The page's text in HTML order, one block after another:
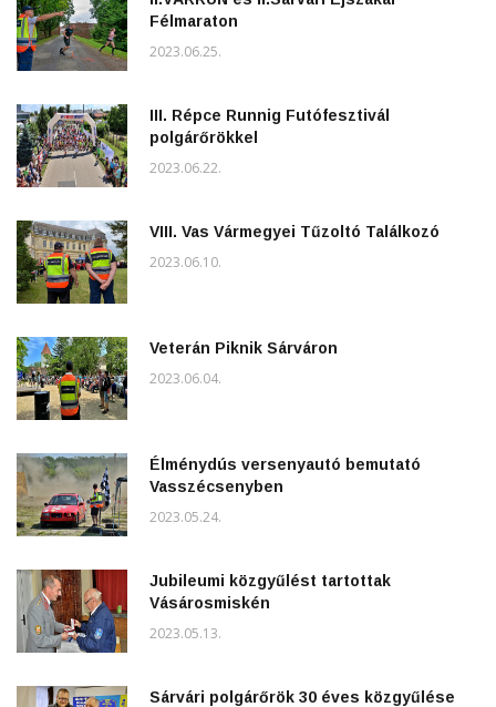
Félmaraton
2023.06.25.
III. Répce Runnig Futófesztivál
polgárőrökkel
2023.06.22.
VIII. Vas Vármegyei Tűzoltó Találkozó
2023.06.10.
Veterán Piknik Sárváron
2023.06.04.
Élménydús versenyautó bemutató
Vasszécsenyben
2023.05.24.
Jubileumi közgyűlést tartottak
Vásárosmiskén
2023.05.13.
Sárvári polgárőrök 30 éves közgyűlése